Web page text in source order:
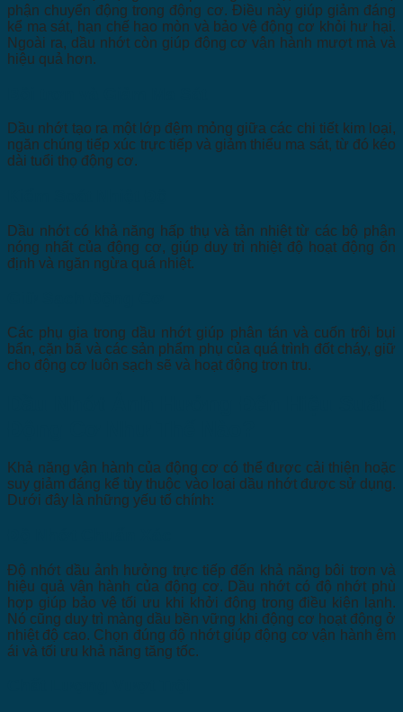
phận chuyển động trong động cơ. Điều này giúp giảm đáng
kể ma sát, hạn chế hao mòn và bảo vệ động cơ khỏi hư hại.
Ngoài ra, dầu nhớt còn giúp động cơ vận hành mượt mà và
hiệu quả hơn.
Dầu nhớt tạo ra một lớp đệm mỏng giữa các chi tiết kim loại,
ngăn chúng tiếp xúc trực tiếp và giảm thiểu ma sát, từ đó kéo
dài tuổi thọ động cơ.
Dầu nhớt có khả năng hấp thụ và tản nhiệt từ các bộ phận
nóng nhất của động cơ, giúp duy trì nhiệt độ hoạt động ổn
định và ngăn ngừa quá nhiệt.
Các phụ gia trong dầu nhớt giúp phân tán và cuốn trôi bụi
bẩn, cặn bã và các sản phẩm phụ của quá trình đốt cháy, giữ
cho động cơ luôn sạch sẽ và hoạt động trơn tru.
Khả năng vận hành của động cơ có thể được cải thiện hoặc
suy giảm đáng kể tùy thuộc vào loại dầu nhớt được sử dụng.
Dưới đây là những yếu tố chính:
Độ nhớt dầu ảnh hưởng trực tiếp đến khả năng bôi trơn và
hiệu quả vận hành của động cơ. Dầu nhớt có độ nhớt phù
hợp giúp bảo vệ tối ưu khi khởi động trong điều kiện lạnh.
Nó cũng duy trì màng dầu bền vững khi động cơ hoạt động ở
nhiệt độ cao. Chọn đúng độ nhớt giúp động cơ vận hành êm
ái và tối ưu khả năng tăng tốc.